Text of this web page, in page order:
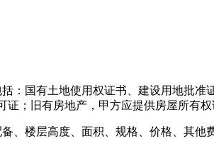
国有土地使用权证书、建设用地批准
；旧有房地产，甲方应提供房屋所有权
楼层高度、面积、规格、价格、其他